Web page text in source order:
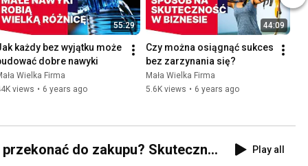
55:29
każdy bez wyjątku może
dobre nawyki
Wielka Firma
views • 6 years ago
44:09
Czy można osiągnąć sukces
bez zarzynania się?
Mała Wielka Firma
5.6K views • 6 years ago
do zakupu? Skuteczne
Play all